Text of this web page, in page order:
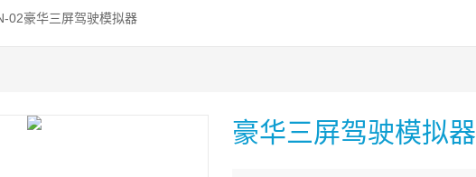
02豪华三屏驾驶模拟器
豪华三屏驾驶模拟器